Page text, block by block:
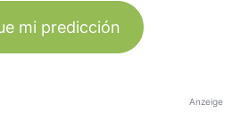
mi predicción
Anzeige